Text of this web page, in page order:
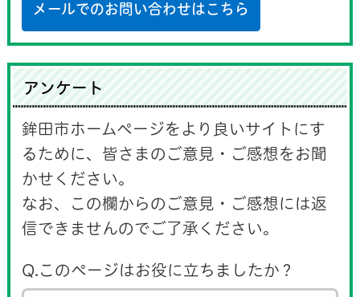
メールでのお問い合わせはこちら
アンケート
鉾田市ホームページをより良いサイトにす
るために、皆さまのご意見・ご感想をお聞
かせください。
なお、この欄からのご意見・ご感想には返
信できませんのでご了承ください。
Q.このページはお役に立ちましたか？